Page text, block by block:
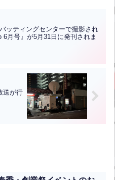
ッティングセンターで撮影され
6月号』が5月31日に発刊されま
送が行